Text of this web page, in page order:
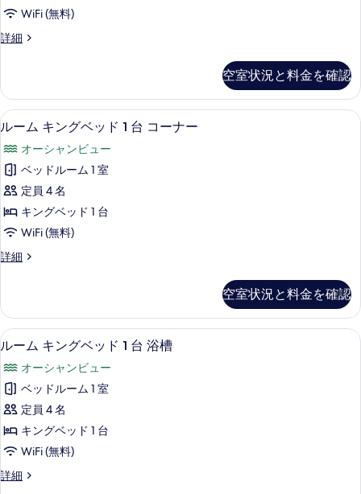
の
べ
の
写
真
を
表
示
す
る
細
リ
ア
ー
禁
煙
(Oversized
w/Rollin
Shwr)
の
す
べ
の
写
真
を
表
示
す
る
台
バ
リ
リ
禁
煙
(Oversized
w/Rollin
Shwr)
の
詳
キ
グ
ッ
ド
1
台
浴
槽
の
す
べ
写
真
表
示
す
る
WiFi (無料)
詳細
ル
ン
グ
ベ
ド
台
浴
槽
の
詳
細
空室状況と料金を確認
ル
ム
キ
ン
グ
ッ
1
台
コ
ー
ナ
ー
の
す
べ
アイロン / アイロン台、WiFi (無料)
2
ルーム キングベッド 1 台 コーナー
オーシャンビュー
ベッドルーム 1 室
定員 4 名
キングベッド 1 台
WiFi (無料)
詳細
ル
ン
グ
ベ
ド
台
コ
ー
ナ
ー
の
空室状況と料金を確認
ル
ム
キ
ン
グ
ッ
アイロン / アイロン台、WiFi (無料)
2
ルーム キングベッド 1 台 浴槽
オーシャンビュー
ベッドルーム 1 室
定員 4 名
キングベッド 1 台
WiFi (無料)
詳細
ル